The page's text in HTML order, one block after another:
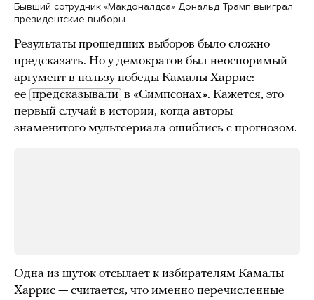
Бывший сотрудник «Макдоналдса» Дональд Трамп выиграл
президентские выборы.
Результаты прошедших выборов было сложно
предсказать. Но у демократов был неоспоримый
аргумент в пользу победы Камалы Харрис:
ее предсказывали в «Симпсонах». Кажется, это
первый случай в истории, когда авторы
знаменитого мультсериала ошиблись с прогнозом.
Одна из шуток отсылает к избирателям Камалы
Харрис — считается, что именно перечисленные